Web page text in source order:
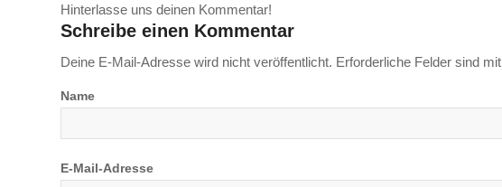
Hinterlasse uns deinen Kommentar!
Schreibe einen Kommentar
Deine E-Mail-Adresse wird nicht veröffentlicht. Erforderliche Felder sind mit
Name
E-Mail-Adresse